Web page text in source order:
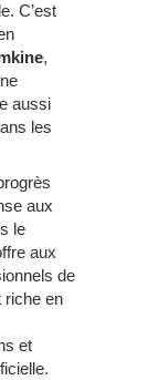
C’est
,
aussi
les
aux
le
aux
de
riche en
et